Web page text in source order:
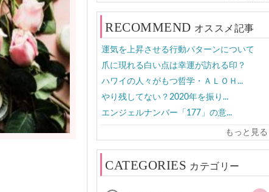
RECOMMEND オススメ記事
運気を上昇させる行動パターンについて
爪に現れる白い点は幸運が訪れる印？
ハワイの人々がもつ哲学・ＡＬＯＨ...
やり残してない？2020年を振り...
エンジェルナンバー「177」の意...
もっと見る
CATEGORIES カテゴリー